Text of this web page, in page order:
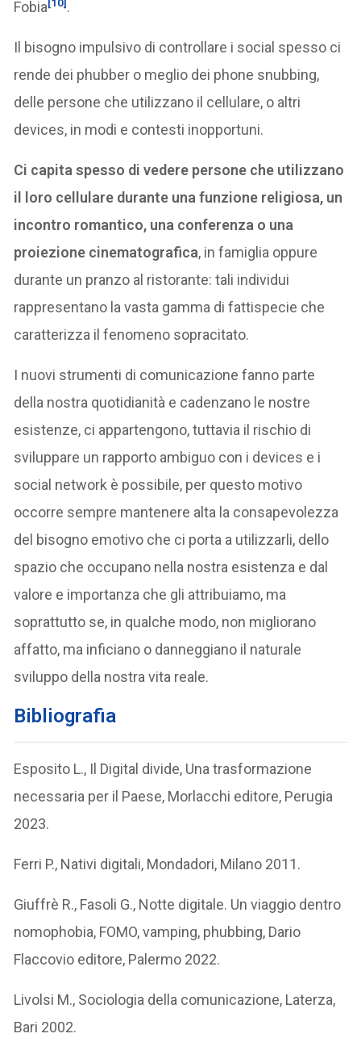
Fobia .
Il bisogno impulsivo di controllare i social spesso ci
rende dei phubber o meglio dei phone snubbing,
delle persone che utilizzano il cellulare, o altri
devices, in modi e contesti inopportuni.
Ci capita spesso di vedere persone che utilizzano
il loro cellulare durante una funzione religiosa, un
incontro romantico, una conferenza o una
proiezione cinematografica, in famiglia oppure
durante un pranzo al ristorante: tali individui
rappresentano la vasta gamma di fattispecie che
caratterizza il fenomeno sopracitato.
I nuovi strumenti di comunicazione fanno parte
della nostra quotidianità e cadenzano le nostre
esistenze, ci appartengono, tuttavia il rischio di
sviluppare un rapporto ambiguo con i devices e i
social network è possibile, per questo motivo
occorre sempre mantenere alta la consapevolezza
del bisogno emotivo che ci porta a utilizzarli, dello
spazio che occupano nella nostra esistenza e dal
valore e importanza che gli attribuiamo, ma
soprattutto se, in qualche modo, non migliorano
affatto, ma inficiano o danneggiano il naturale
sviluppo della nostra vita reale.
Bibliografia
Esposito L., Il Digital divide, Una trasformazione
necessaria per il Paese, Morlacchi editore, Perugia
2023.
Ferri P., Nativi digitali, Mondadori, Milano 2011.
Giuffrè R., Fasoli G., Notte digitale. Un viaggio dentro
nomophobia, FOMO, vamping, phubbing, Dario
Flaccovio editore, Palermo 2022.
Livolsi M., Sociologia della comunicazione, Laterza,
Bari 2002.